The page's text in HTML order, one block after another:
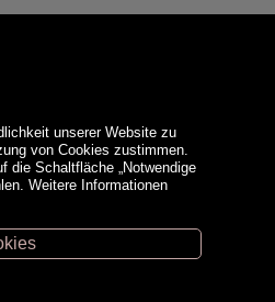
unserer Website zu
von Cookies zustimmen.
die Schaltfläche „Notwendige
Weitere Informationen